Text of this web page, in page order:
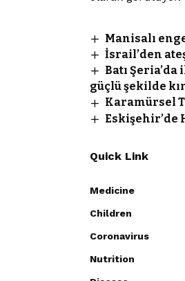
Manisalı
İsrail’den
Batı
güçlü şekilde
Karamürsel
Eskişehir’de
Quick Link
Medicine
Children
Coronavirus
Nutrition